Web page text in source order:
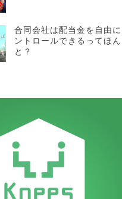
合同会社は配当金を自由に
ントロールできるってほん
と？